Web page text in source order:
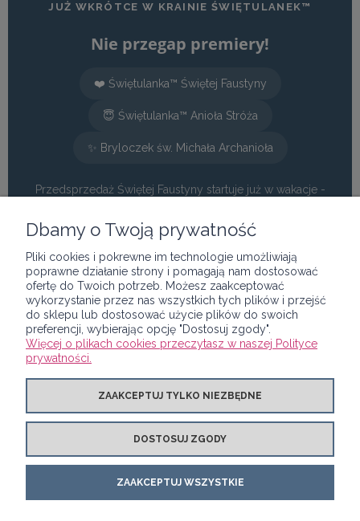
JUŻ WKRÓTCE W KRAINIE ŚWIĘTULANEK™
Nie przegap premiery!
❤️ Świętulanka™ Świętej Faustyny
😇 Świętulanka™ Anioła Stróża
✨ Bryloczek św. Michała Archanioła
Przedsprzedaż Świętej Faustyny startuje już w wakacje -
Zapisz się do newslettera ↓
POMOC
MOJE KONTO
PŁATNOŚCI I DOSTAWA
O NAS
Dbamy o Twoją prywatność
Pliki cookies i pokrewne im technologie umożliwiają
poprawne działanie strony i pomagają nam dostosować
ofertę do Twoich potrzeb. Możesz zaakceptować
wykorzystanie przez nas wszystkich tych plików i przejść
do sklepu lub dostosować użycie plików do swoich
preferencji, wybierając opcję "Dostosuj zgody".
Więcej o plikach cookies przeczytasz w naszej Polityce
prywatności.
ZAAKCEPTUJ TYLKO NIEZBĘDNE
DOSTOSUJ ZGODY
ZAAKCEPTUJ WSZYSTKIE